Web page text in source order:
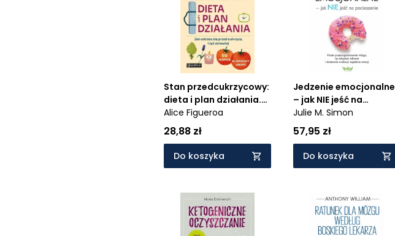
Stan przedcukrzycowy:
dieta i plan działania.
Jak ustrzec się przed
cukrzycą i żyć zdrowiej
Alice Figueroa
28,88 zł
Do koszyka
Jedzenie emocjonalne
– jak NIE jeść na
pocieszenie. Proste
przeprogramowanie
mózgu, by odzyskać
zdrowie i skutecznie
zwalczyć zajadanie
Julie M. Simon
57,95 zł
Do koszyka